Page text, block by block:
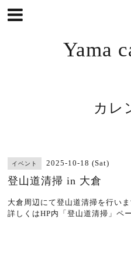
Yama
カレ
イベント 2025-10-18 (Sat)
登山道清掃 in 大倉
大倉周辺にて登山道清掃を行いま
詳しくはHP内「登山道清掃」ペ